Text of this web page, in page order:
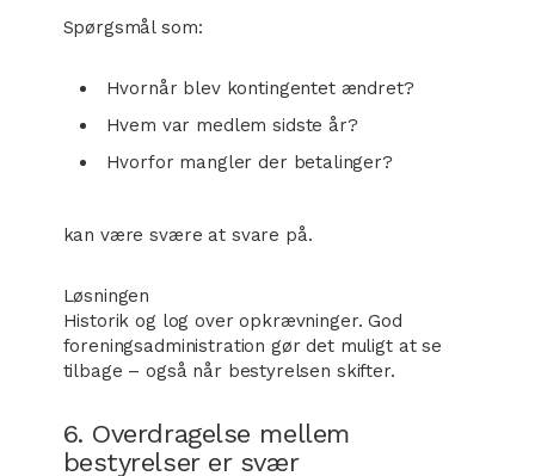
Spørgsmål som:
Hvornår blev kontingentet ændret?
Hvem var medlem sidste år?
Hvorfor mangler der betalinger?
kan være svære at svare på.
Løsningen
Historik og log over opkrævninger. God
foreningsadministration gør det muligt at se
tilbage – også når bestyrelsen skifter.
6. Overdragelse mellem
bestyrelser er svær